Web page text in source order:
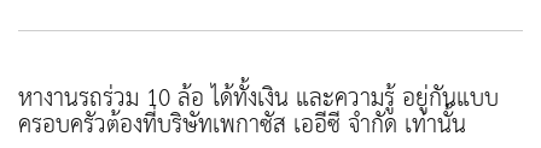
หางานรถร่วม 10 ล้อ ได้ทั้งเงิน และความรู้ อยู่กันแบบ
ครอบครัวต้องที่บริษัทเพกาซัส เออีซี จำกัด เท่านั้น